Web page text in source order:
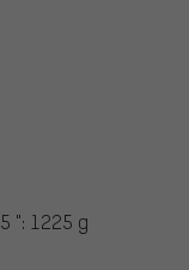
": 1225 g